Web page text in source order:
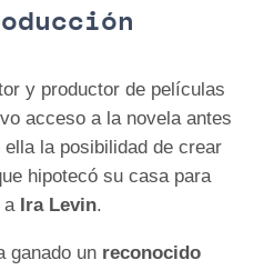
y productor de películas
acceso a la novela antes
la posibilidad de crear
hipotecó su casa para
a Ira Levin.
ganado un reconocido